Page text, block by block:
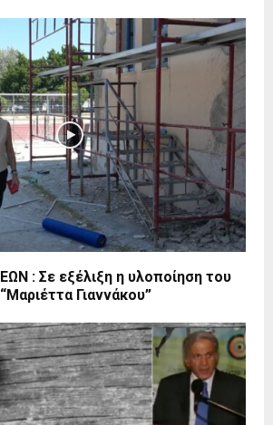
: Σε εξέλιξη η υλοποίηση του
Γιαννάκου”